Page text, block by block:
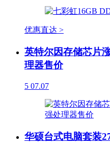
优惠直达 >
英特尔因存储芯片
理器售价
5 07.07
华硕台式电脑套装